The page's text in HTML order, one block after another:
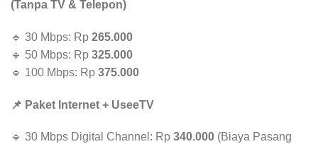
(Tanpa TV & Telepon)
🔹 30 Mbps: Rp 265.000
🔹 50 Mbps: Rp 325.000
🔹 100 Mbps: Rp 375.000
📌 Paket Internet + UseeTV
🔹 30 Mbps Digital Channel: Rp 340.000 (Biaya Pasang